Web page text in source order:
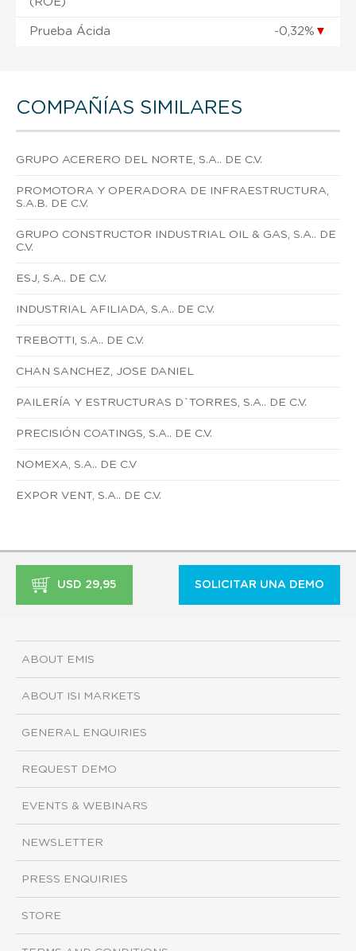
Prueba Ácida -0,32% ▼
COMPAÑÍAS SIMILARES
GRUPO ACERERO DEL NORTE, S.A.. DE C.V.
PROMOTORA Y OPERADORA DE INFRAESTRUCTURA,
S.A.B. DE C.V.
GRUPO CONSTRUCTOR INDUSTRIAL OIL & GAS, S.A.. DE
C.V.
ESJ, S.A.. DE C.V.
INDUSTRIAL AFILIADA, S.A.. DE C.V.
TREBOTTI, S.A.. DE C.V.
CHAN SANCHEZ, JOSE DANIEL
PAILERÍA Y ESTRUCTURAS D`TORRES, S.A.. DE C.V.
PRECISIÓN COATINGS, S.A.. DE C.V.
NOMEXA, S.A.. DE C.V
EXPOR VENT, S.A.. DE C.V.
USD 29,95 SOLICITAR UNA DEMO
ABOUT EMIS
ABOUT ISI MARKETS
GENERAL ENQUIRIES
REQUEST DEMO
EVENTS & WEBINARS
NEWSLETTER
PRESS ENQUIRIES
STORE